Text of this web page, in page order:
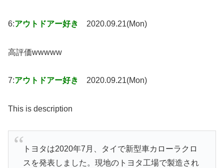
6:アウトドアー好き 2020.09.21(Mon)
高評価wwwww
7:アウトドアー好き 2020.09.21(Mon)
This is description
トヨタは2020年7月、タイで新型車カローラクロ
スを発表しました。現地のトヨタ工場で製造され